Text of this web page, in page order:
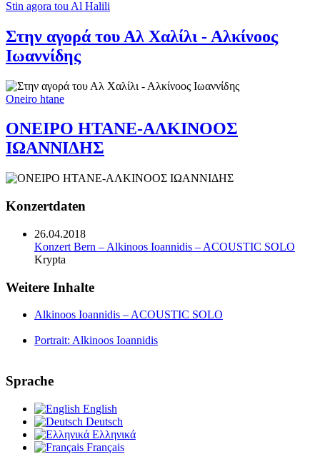
Stin agora tou Al Halili
Στην αγορά του Αλ Χαλίλι - Αλκίνοος
Ιωαννίδης
Oneiro htane
ΟΝΕΙΡΟ ΗΤΑΝΕ-ΑΛΚΙΝΟΟΣ
ΙΩΑΝΝΙΔΗΣ
Konzertdaten
26.04.2018
Konzert Bern – Alkinoos Ioannidis – ACOUSTIC SOLO
Krypta
Weitere Inhalte
Alkinoos Ioannidis – ACOUSTIC SOLO
Portrait: Alkinoos Ioannidis
Sprache
English
Deutsch
Ελληνικά
Français